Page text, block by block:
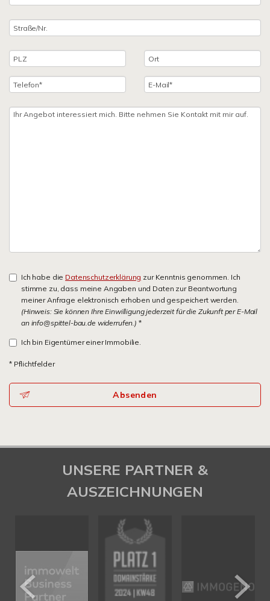
Ich habe die Datenschutzerklärung zur Kenntnis genommen. Ich
stimme zu, dass meine Angaben und Daten zur Beantwortung
meiner Anfrage elektronisch erhoben und gespeichert werden.
(Hinweis: Sie können Ihre Einwilligung jederzeit für die Zukunft per E-Mail
an info@spittel-bau.de widerrufen.) *
Ich bin Eigentümer einer Immobilie.
* Pflichtfelder
Absenden
UNSERE PARTNER &
AUSZEICHNUNGEN